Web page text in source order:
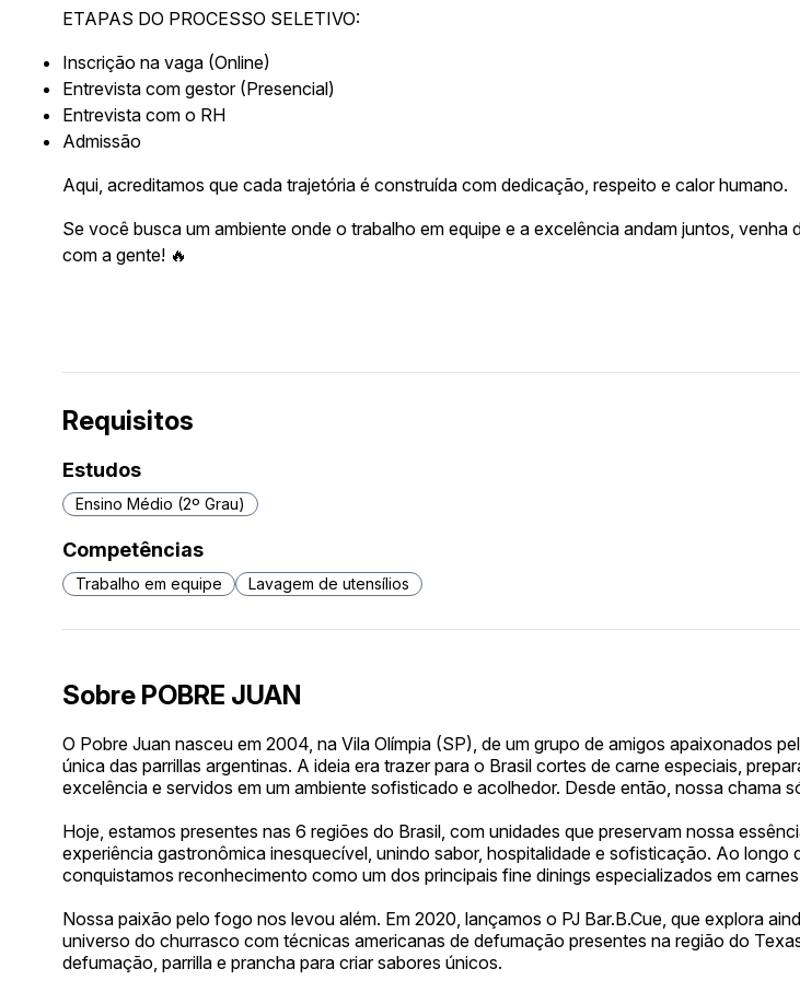
ETAPAS DO PROCESSO SELETIVO:
Inscrição na vaga (Online)
Entrevista com gestor (Presencial)
Entrevista com o RH
Admissão
Aqui, acreditamos que cada trajetória é construída com dedicação, respeito e calor humano.
Se você busca um ambiente onde o trabalho em equipe e a excelência andam juntos, venha
com a gente! 🔥
Requisitos
Estudos
Ensino Médio (2º Grau)
Competências
Trabalho em equipe Lavagem de utensílios
Sobre POBRE JUAN
O Pobre Juan nasceu em 2004, na Vila Olímpia (SP), de um grupo de amigos apaixonados
única das parrillas argentinas. A ideia era trazer para o Brasil cortes de carne especiais,
excelência e servidos em um ambiente sofisticado e acolhedor. Desde então, nossa chama
Hoje, estamos presentes nas 6 regiões do Brasil, com unidades que preservam nossa
experiência gastronômica inesquecível, unindo sabor, hospitalidade e sofisticação. Ao longo
conquistamos reconhecimento como um dos principais fine dinings especializados em
Nossa paixão pelo fogo nos levou além. Em 2020, lançamos o PJ Bar.B.Cue, que explora
universo do churrasco com técnicas americanas de defumação presentes na região do
defumação, parrilla e prancha para criar sabores únicos.